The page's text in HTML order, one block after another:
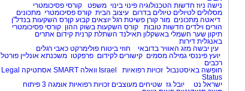
נישה ניוז חדשות הטכנולוגיה פינוי בינוי משפט
קורסי פסיכומטרי
מסלולים לטיולים טיולים בדרום עיצוב הבית קורס פסיכומטרי מתכונים
דיאטה מתכונים מור קורן פשיטת רגל יוצאים קבוע קןרס השקעות בנדל"ן
הורים וילדים חדשות טובות קורס השקעות בשוק ההון קורסי פסיכומטרי
תיקון שער חשמלי באשקלון תאילנד השתלת קרנית קידום אתרים
באנגלית דירות
עין יבשה מזג האוויר בדובאי חוזי ביטוח פולימרקט כאבי רגלים
יועץ פיננסי גמילה מסמים קישורים לקידום פרפקטו משכנתא אונליין פורטל
רכבים
חופשה באיסטנבול זכויות רפואיות Israel וואלה SMART אסתטיקה Legal
Status
ישראל נט
יובל גז שטיחים מעוצבים זכויות רפואיות אומגה 3
פיתוח